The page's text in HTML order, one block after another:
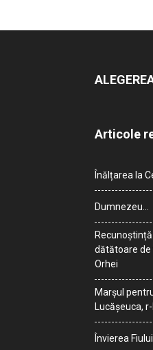
Articole
Înălțarea la
Dumnezeu…
dătătoare de
Orhei
Marșul
Lucășeuca,
Învierea